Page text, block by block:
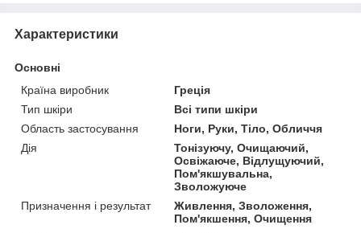
Характеристики
Основні
Країна виробник
Греція
Тип шкіри
Всі типи шкіри
Область застосування
Ноги, Руки, Тіло, Обличчя
Дія
Тонізуючу, Очищаючий,
Освіжаюче, Відлущуючий,
Пом'якшувальна,
Зволожуюче
Призначення і результат
Живлення, Зволоження,
Пом'якшення, Очищення